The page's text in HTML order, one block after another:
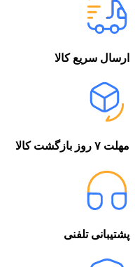
ارسال سریع کالا
مهلت ۷ روز بازگشت کالا
پشتیبانی تلفنی